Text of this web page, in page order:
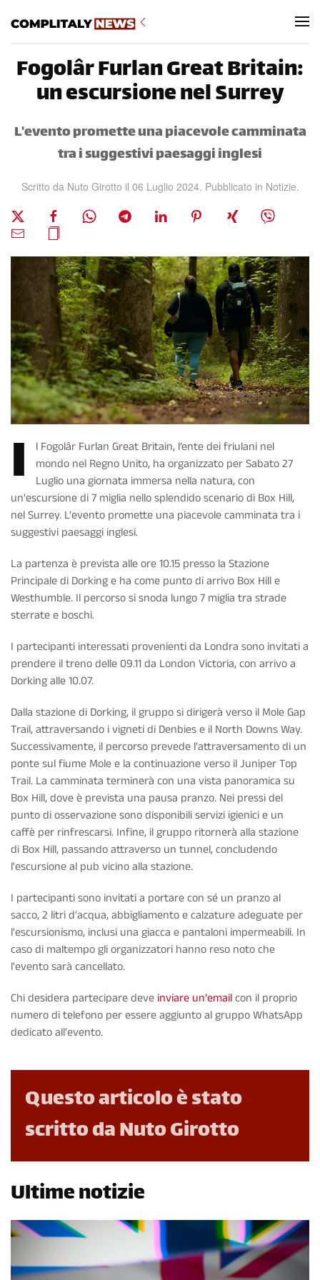
Fogolâr Furlan Great Britain:
un escursione nel Surrey
L'evento promette una piacevole camminata
tra i suggestivi paesaggi inglesi
Scritto da Nuto Girotto il 06 Luglio 2024. Pubblicato in Notizie.
I
l Fogolâr Furlan Great Britain, l’ente dei friulani nel
mondo nel Regno Unito, ha organizzato per Sabato 27
Luglio una giornata immersa nella natura, con
un'escursione di 7 miglia nello splendido scenario di Box Hill,
nel Surrey. L'evento promette una piacevole camminata tra i
suggestivi paesaggi inglesi.
La partenza è prevista alle ore 10.15 presso la Stazione
Principale di Dorking e ha come punto di arrivo Box Hill e
Westhumble. Il percorso si snoda lungo 7 miglia tra strade
sterrate e boschi.
I partecipanti interessati provenienti da Londra sono invitati a
prendere il treno delle 09.11 da London Victoria, con arrivo a
Dorking alle 10.07.
Dalla stazione di Dorking, il gruppo si dirigerà verso il Mole Gap
Trail, attraversando i vigneti di Denbies e il North Downs Way.
Successivamente, il percorso prevede l'attraversamento di un
ponte sul fiume Mole e la continuazione verso il Juniper Top
Trail. La camminata terminerà con una vista panoramica su
Box Hill, dove è prevista una pausa pranzo. Nei pressi del
punto di osservazione sono disponibili servizi igienici e un
caffè per rinfrescarsi. Infine, il gruppo ritornerà alla stazione
di Box Hill, passando attraverso un tunnel, concludendo
l'escursione al pub vicino alla stazione.
I partecipanti sono invitati a portare con sé un pranzo al
sacco, 2 litri d'acqua, abbigliamento e calzature adeguate per
l'escursionismo, inclusi una giacca e pantaloni impermeabili. In
caso di maltempo gli organizzatori hanno reso noto che
l'evento sarà cancellato.
Chi desidera partecipare deve inviare un'emailcon il proprio
numero di telefono per essere aggiunto al gruppo WhatsApp
dedicato all'evento.
Questo articolo è stato
scritto da Nuto Girotto
Ultime notizie